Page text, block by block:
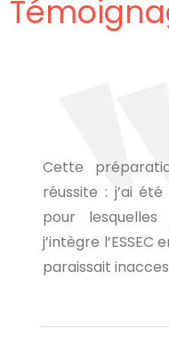
« Aujourd’hui, si
beaucoup
apportée par
me valoriser et